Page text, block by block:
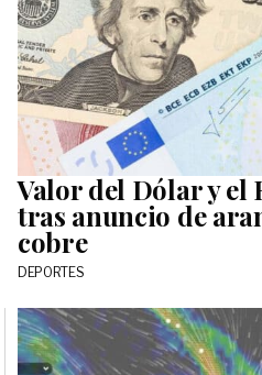
Valor del Dólar y el
tras anuncio de
cobre
DEPORTES